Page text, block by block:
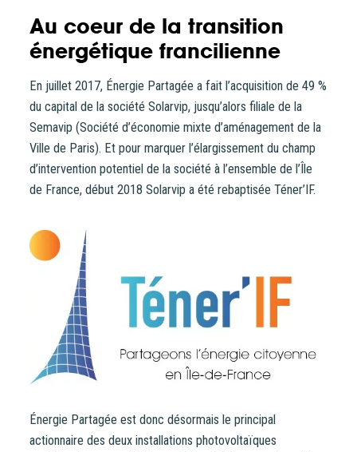
CONTACT
Au coeur de la transition
énergétique francilienne
En juillet 2017, Énergie Partagée a fait l’acquisition de 49 %
du capital de la société Solarvip, jusqu’alors filiale de la
Semavip (Société d’économie mixte d’aménagement de la
Ville de Paris). Et pour marquer l’élargissement du champ
d’intervention potentiel de la société à l’ensemble de l’Île
de France, début 2018 Solarvip a été rebaptisée Téner’IF.
Énergie Partagée est donc désormais le principal
actionnaire des deux installations photovoltaïques